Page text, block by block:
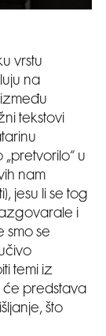
vrstu
na
tekstovi
u
nam
jesu li se tog
i
smo se
temi iz
će predstava
što